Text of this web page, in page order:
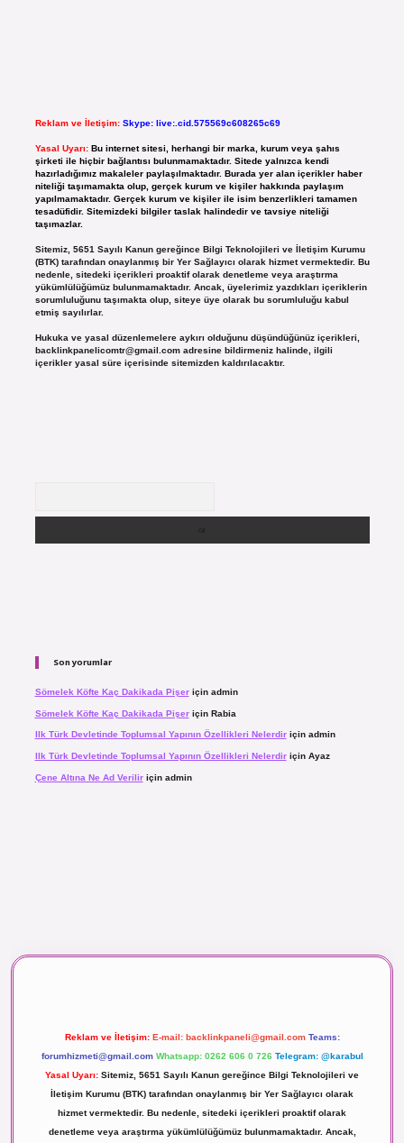
Reklam ve İletişim: Skype: live:.cid.575569c608265c69
Yasal Uyarı: Bu internet sitesi, herhangi bir marka, kurum veya şahıs
şirketi ile hiçbir bağlantısı bulunmamaktadır. Sitede yalnızca kendi
hazırladığımız makaleler paylaşılmaktadır. Burada yer alan içerikler haber
niteliği taşımamakta olup, gerçek kurum ve kişiler hakkında paylaşım
yapılmamaktadır. Gerçek kurum ve kişiler ile isim benzerlikleri tamamen
tesadüfidir. Sitemizdeki bilgiler taslak halindedir ve tavsiye niteliği
taşımazlar.
Sitemiz, 5651 Sayılı Kanun gereğince Bilgi Teknolojileri ve İletişim Kurumu
(BTK) tarafından onaylanmış bir Yer Sağlayıcı olarak hizmet vermektedir. Bu
nedenle, sitedeki içerikleri proaktif olarak denetleme veya araştırma
yükümlülüğümüz bulunmamaktadır. Ancak, üyelerimiz yazdıkları içeriklerin
sorumluluğunu taşımakta olup, siteye üye olarak bu sorumluluğu kabul
etmiş sayılırlar.
Hukuka ve yasal düzenlemelere aykırı olduğunu düşündüğünüz içerikleri,
backlinkpanelicomtr@gmail.comadresine bildirmeniz halinde, ilgili
içerikler yasal süre içerisinde sitemizden kaldırılacaktır.
Son yorumlar
Sömelek Köfte Kaç Dakikada Pişeriçin admin
Sömelek Köfte Kaç Dakikada Pişeriçin Rabia
Ilk Türk Devletinde Toplumsal Yapının Özellikleri Nelerdiriçin admin
Ilk Türk Devletinde Toplumsal Yapının Özellikleri Nelerdiriçin Ayaz
Çene Altına Ne Ad Veriliriçin admin
Reklam ve İletişim: E-mail: backlinkpaneli@gmail.com Teams:
forumhizmeti@gmail.com Whatsapp: 0262 606 0 726 Telegram: @karabul
Yasal Uyarı: Sitemiz, 5651 Sayılı Kanun gereğince Bilgi Teknolojileri ve
İletişim Kurumu (BTK) tarafından onaylanmış bir Yer Sağlayıcı olarak
hizmet vermektedir. Bu nedenle, sitedeki içerikleri proaktif olarak
denetleme veya araştırma yükümlülüğümüz bulunmamaktadır. Ancak,